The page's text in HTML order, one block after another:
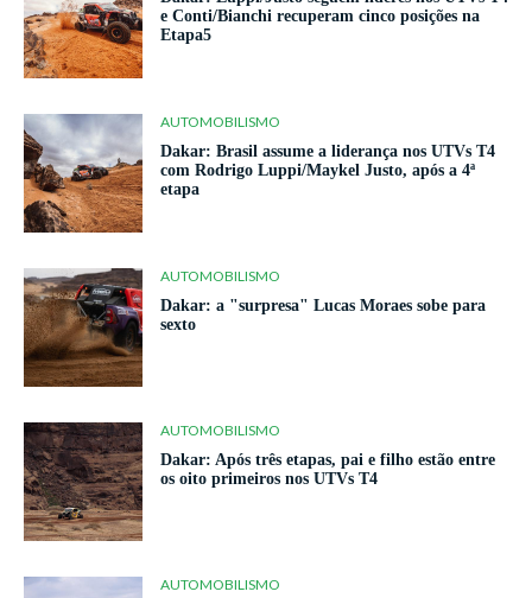
e Conti/Bianchi recuperam cinco posições na
Etapa5
AUTOMOBILISMO
Dakar: Brasil assume a liderança nos UTVs T4
com Rodrigo Luppi/Maykel Justo, após a 4ª
etapa
AUTOMOBILISMO
Dakar: a "surpresa" Lucas Moraes sobe para
sexto
AUTOMOBILISMO
Dakar: Após três etapas, pai e filho estão entre
os oito primeiros nos UTVs T4
AUTOMOBILISMO